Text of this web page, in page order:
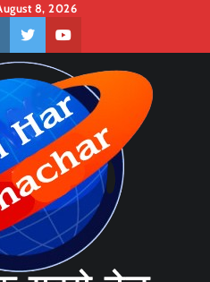
8, 2026
twitteryoutube